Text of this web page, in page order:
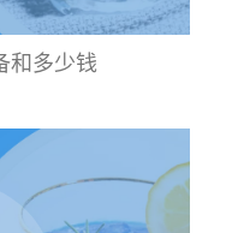
和多少钱